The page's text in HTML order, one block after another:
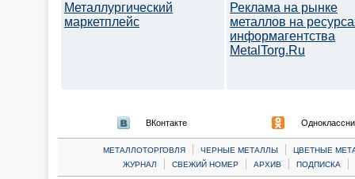
Металлургический
маркетплейс
Реклама на рынке
металлов на
информагентства
MetalTorg.Ru
ВКонтакте
МЕТАЛЛОТОРГОВЛЯ | ЧЕРНЫЕ МЕТАЛЛЫ |
ЦВЕТНЫЕ
ЖУРНАЛ
| СВЕЖИЙ НОМЕР | АРХИВ | ПОДПИСКА |